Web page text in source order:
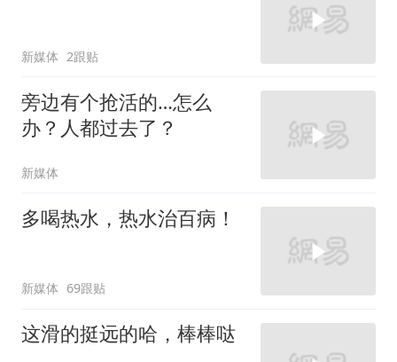
新媒体 2跟贴
旁边有个抢活的…怎么
办？人都过去了？
新媒体
多喝热水，热水治百病！
新媒体 69跟贴
这滑的挺远的哈，棒棒哒